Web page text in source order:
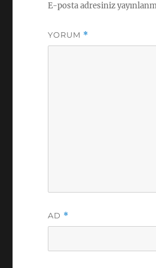
E-posta adresiniz
YORUM *
AD *